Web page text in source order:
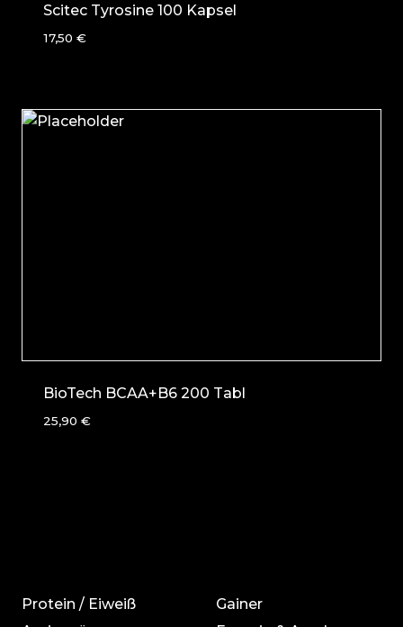
Scitec Tyrosine 100 Kapsel
17,50 €
BioTech BCAA+B6 200 Tabl
25,90 €
Protein / Eiweiß
Gainer